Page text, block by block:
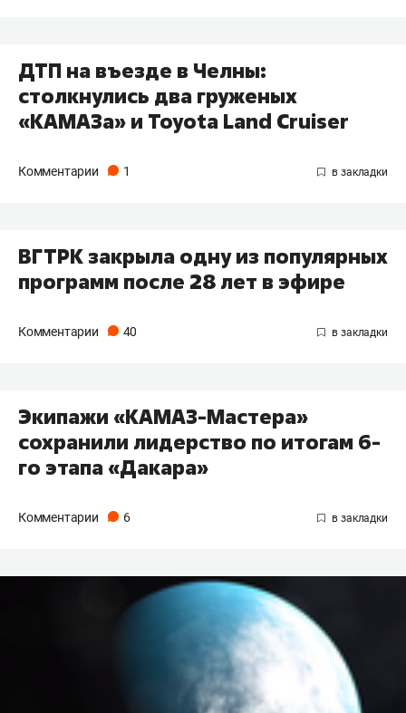
ДТП на въезде в Челны:
столкнулись два груженых
«КАМАЗа» и Toyota Land Cruiser
Комментарии 1
​ВГТРК закрыла одну из популярных
программ после 28 лет в эфире
Комментарии 40
Экипажи «КАМАЗ-Мастера»
сохранили лидерство по итогам 6-
го этапа «Дакара»
Комментарии 6